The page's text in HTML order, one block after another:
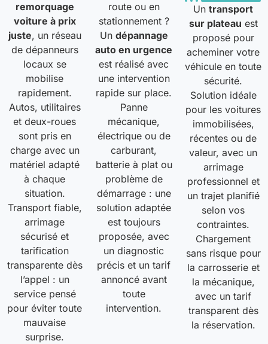
remorquage
voiture à prix
juste, un réseau
de dépanneurs
locaux se
mobilise
rapidement.
Autos, utilitaires
et deux-roues
sont pris en
charge avec un
matériel adapté
à chaque
situation.
Transport fiable,
arrimage
sécurisé et
tarification
transparente dès
l’appel : un
service pensé
pour éviter toute
mauvaise
surprise.
route ou en
stationnement ?
Un dépannage
auto en urgence
est réalisé avec
une intervention
rapide sur place.
Panne
mécanique,
électrique ou de
carburant,
batterie à plat ou
problème de
démarrage : une
solution adaptée
est toujours
proposée, avec
un diagnostic
précis et un tarif
annoncé avant
toute
intervention.
Untransport
sur plateau est
proposé pour
acheminer votre
véhicule en toute
sécurité.
Solution idéale
pour les voitures
immobilisées,
récentes ou de
valeur, avec un
arrimage
professionnel et
un trajet planifié
selon vos
contraintes.
Chargement
sans risque pour
la carrosserie et
la mécanique,
avec un tarif
transparent dès
la réservation.